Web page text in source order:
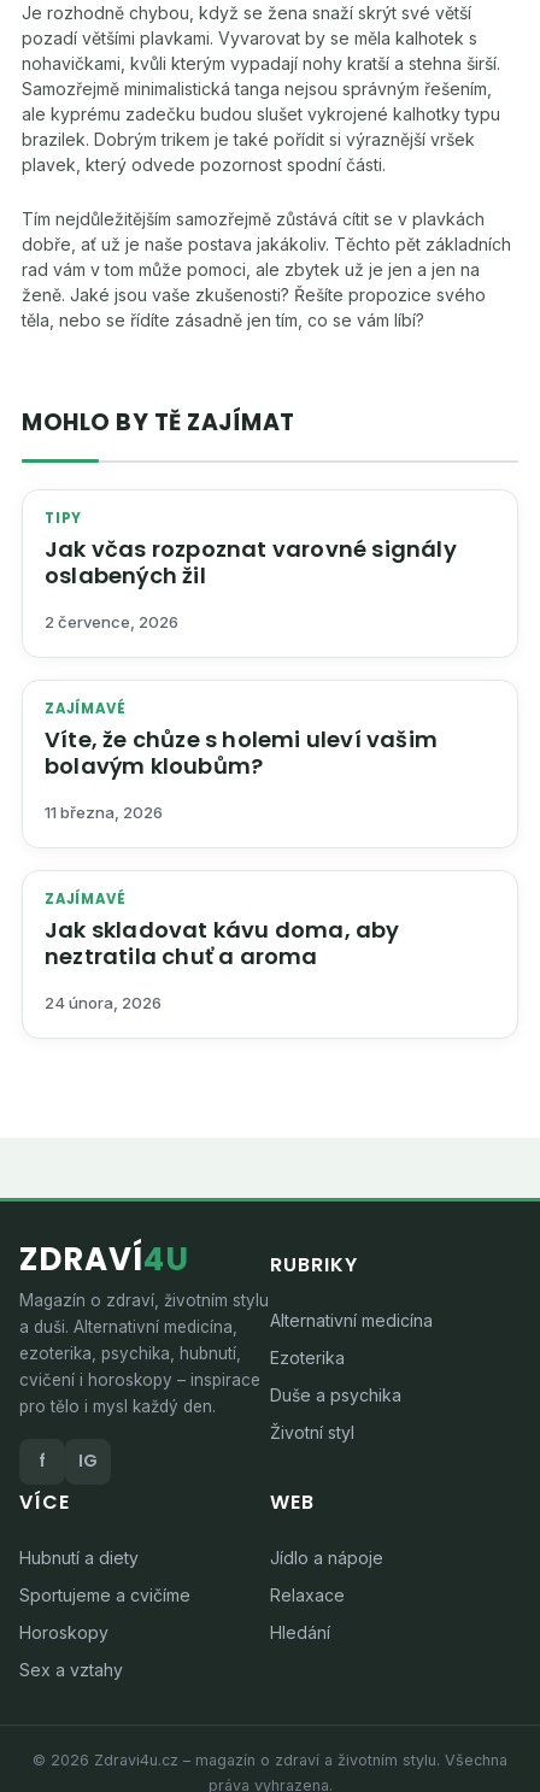
Je rozhodně chybou, když se žena snaží skrýt své větší
pozadí většími plavkami. Vyvarovat by se měla kalhotek s
nohavičkami, kvůli kterým vypadají nohy kratší a stehna širší.
Samozřejmě minimalistická tanga nejsou správným řešením,
ale kyprému zadečku budou slušet vykrojené kalhotky typu
brazilek. Dobrým trikem je také pořídit si výraznější vršek
plavek, který odvede pozornost spodní části.
Tím nejdůležitějším samozřejmě zůstává cítit se v plavkách
dobře, ať už je naše postava jakákoliv. Těchto pět základních
rad vám v tom může pomoci, ale zbytek už je jen a jen na
ženě. Jaké jsou vaše zkušenosti? Řešíte propozice svého
těla, nebo se řídíte zásadně jen tím, co se vám líbí?
MOHLO BY TĚ ZAJÍMAT
TIPY
Jak včas rozpoznat varovné signály
oslabených žil
2 července, 2026
ZAJÍMAVÉ
Víte, že chůze s holemi uleví vašim
bolavým kloubům?
11 března, 2026
ZAJÍMAVÉ
Jak skladovat kávu doma, aby
neztratila chuť a aroma
24 února, 2026
ZDRAVÍ4U
Magazín o zdraví, životním stylu
a duši. Alternativní medicína,
ezoterika, psychika, hubnutí,
cvičení i horoskopy – inspirace
pro tělo i mysl každý den.
f IG
RUBRIKY
Alternativní medicína
Ezoterika
Duše a psychika
Životní styl
VÍCE
Hubnutí a diety
Sportujeme a cvičíme
Horoskopy
Sex a vztahy
WEB
Jídlo a nápoje
Relaxace
Hledání
© 2026 Zdravi4u.cz – magazín o zdraví a životním stylu. Všechna
práva vyhrazena.